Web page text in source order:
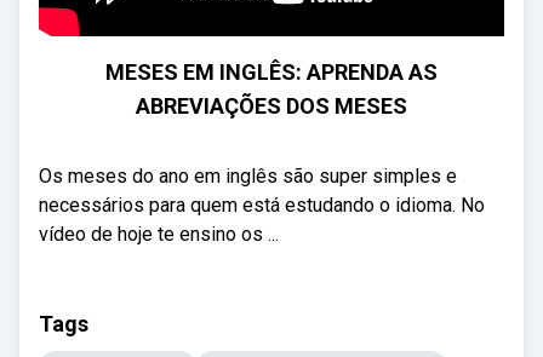
MESES EM INGLÊS: APRENDA AS
ABREVIAÇÕES DOS MESES
Os meses do ano em inglês são super simples e
necessários para quem está estudando o idioma. No
vídeo de hoje te ensino os ...
Tags